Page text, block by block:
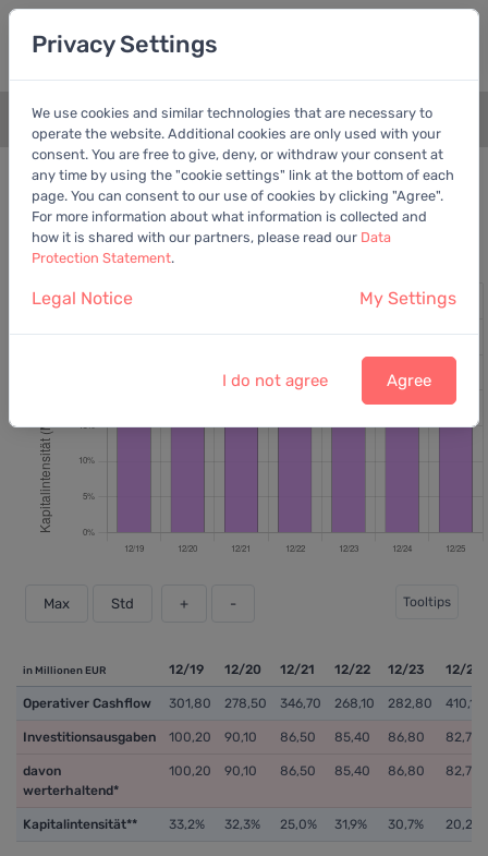
+
Kennzahlen Kapitalintensität
Fielmann AG Kapitalintensität
Untere 25%
Max Std + - Tooltips
in Millionen EUR 12/19 12/20 12/21 12/22 12/23 12/24
Operativer Cashflow 301,80 278,50 346,70 268,10 282,80 410,10
Investitionsausgaben 100,20 90,10 86,50 85,40 86,80 82,70
davon
werterhaltend*
100,20 90,10 86,50 85,40 86,80 82,70
Kapitalintensität** 33,2% 32,3% 25,0% 31,9% 30,7% 20,2%
Privacy Settings
We use cookies and similar technologies that are necessary to
operate the website. Additional cookies are only used with your
consent. You are free to give, deny, or withdraw your consent at
any time by using the "cookie settings" link at the bottom of each
page. You can consent to our use of cookies by clicking "Agree".
For more information about what information is collected and
how it is shared with our partners, please read our Data
Protection Statement.
Legal Notice My Settings
I do not agree Agree